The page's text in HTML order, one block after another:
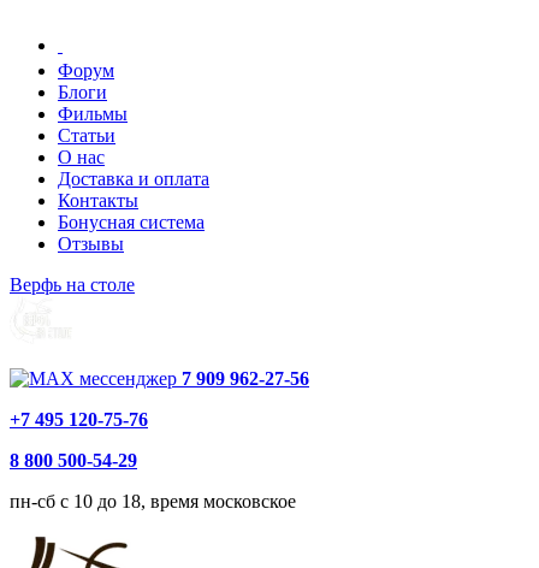
Форум
Блоги
Фильмы
Статьи
О нас
Доставка и оплата
Контакты
Бонусная система
Отзывы
Верфь на столе
7 909 962-27-56
+7 495 120-75-76
8 800 500-54-29
пн-сб с 10 до 18, время московское